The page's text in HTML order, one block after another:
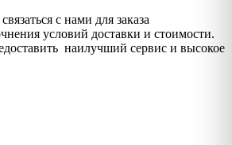
с нами для заказа
условий доставки и стоимости.
наилучший сервис и высокое